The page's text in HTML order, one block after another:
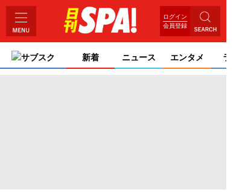
ログイン
会員登録
サブスク 新着 ニュース エンタメ ライ